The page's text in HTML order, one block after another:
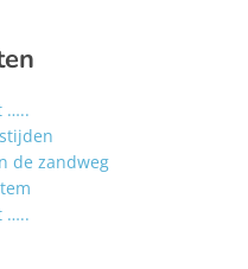
…..
de zandweg
…..